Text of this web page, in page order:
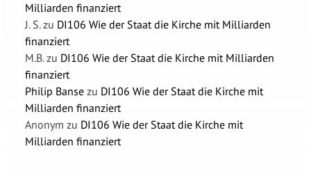
Milliarden finanziert
J. S.zu DI106 Wie der Staat die Kirche mit Milliarden
finanziert
M.B.zu DI106 Wie der Staat die Kirche mit Milliarden
finanziert
Philip Banse zu DI106 Wie der Staat die Kirche mit
Milliarden finanziert
Anonym zu DI106 Wie der Staat die Kirche mit
Milliarden finanziert